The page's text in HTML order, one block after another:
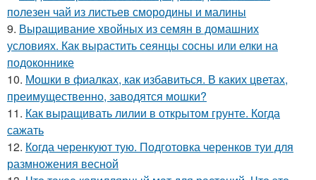
полезен чай из листьев смородины и малины
9. Выращивание хвойных из семян в домашних
условиях. Как вырастить сеянцы сосны или елки на
подоконнике
10. Мошки в фиалках, как избавиться. В каких цветах,
преимущественно, заводятся мошки?
11. Как выращивать лилии в открытом грунте. Когда
сажать
12. Когда черенкуют тую. Подготовка черенков туи для
размножения весной